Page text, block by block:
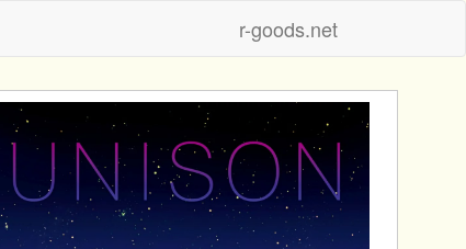
r-goods.net